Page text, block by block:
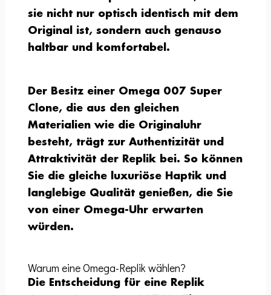
sie nicht nur optisch identisch mit dem
Original ist, sondern auch genauso
haltbar und komfortabel.
Der Besitz einer Omega 007 Super
Clone, die aus den gleichen
Materialien wie die Originaluhr
besteht, trägt zur Authentizität und
Attraktivität der Replik bei. So können
Sie die gleiche luxuriöse Haptik und
langlebige Qualität genießen, die Sie
von einer Omega-Uhr erwarten
würden.
Warum eine Omega-Replik wählen?
Die Entscheidung für eine Replik